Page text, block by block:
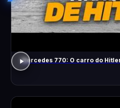
Mercedes 770: O carro do